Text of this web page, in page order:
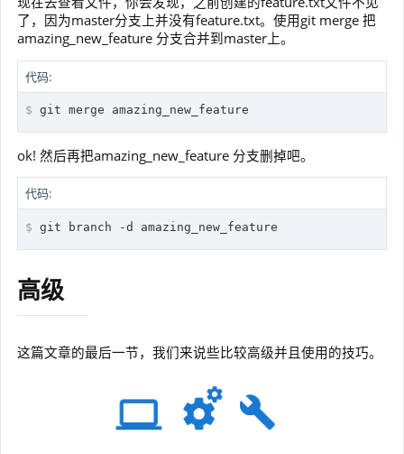
了，因为master分支上并没有feature.txt。使用git merge 把
amazing_new_feature 分支合并到master上。
代码:
$ git merge amazing_new_feature
ok! 然后再把amazing_new_feature 分支删掉吧。
代码:
$ git branch -d amazing_new_feature
高级
这篇文章的最后一节，我们来说些比较高级并且使用的技巧。